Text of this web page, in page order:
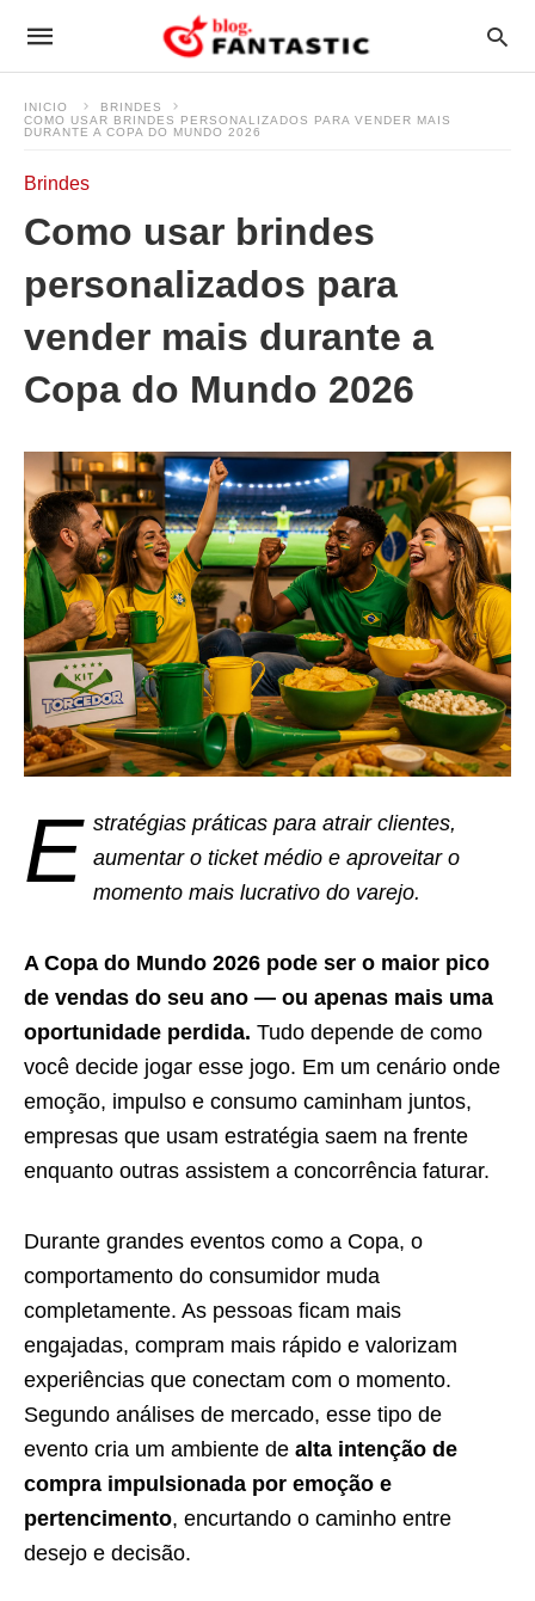
INICIO
BRINDES
COMO USAR BRINDES PERSONALIZADOS PARA VENDER MAIS
DURANTE A COPA DO MUNDO 2026
Brindes
Como usar brindes
personalizados para
vender mais durante a
Copa do Mundo 2026
E stratégias práticas para atrair clientes,
aumentar o ticket médio e aproveitar o
momento mais lucrativo do varejo.
A Copa do Mundo 2026 pode ser o maior pico
de vendas do seu ano — ou apenas mais uma
oportunidade perdida. Tudo depende de como
você decide jogar esse jogo. Em um cenário onde
emoção, impulso e consumo caminham juntos,
empresas que usam estratégia saem na frente
enquanto outras assistem a concorrência faturar.
Durante grandes eventos como a Copa, o
comportamento do consumidor muda
completamente. As pessoas ficam mais
engajadas, compram mais rápido e valorizam
experiências que conectam com o momento.
Segundo análises de mercado, esse tipo de
evento cria um ambiente de alta intenção de
compra impulsionada por emoção e
pertencimento, encurtando o caminho entre
desejo e decisão.